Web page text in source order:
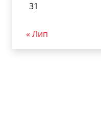
31
« Лип